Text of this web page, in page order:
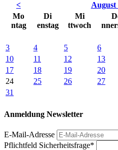
< August
Mo
ntag
Di
enstag
Mi
ttwoch
3
4 5 6
10
11 12 13
17
18 19 20
24
25 26 27
31
Anmeldung Newsletter
E-Mail-Adresse
Pflichtfeld Sicherheitsfrage*